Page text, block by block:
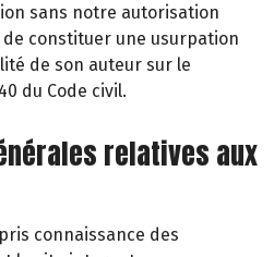
sans notre autorisation
constituer une usurpation
de son auteur sur le
du Code civil.
relatives aux
connaissance des